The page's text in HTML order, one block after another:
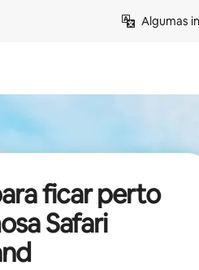
Algumas
ficar perto
Safari